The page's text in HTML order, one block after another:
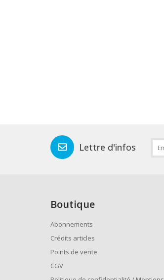
Lettre d'infos
Boutique
Abonnements
Crédits articles
Points de vente
CGV